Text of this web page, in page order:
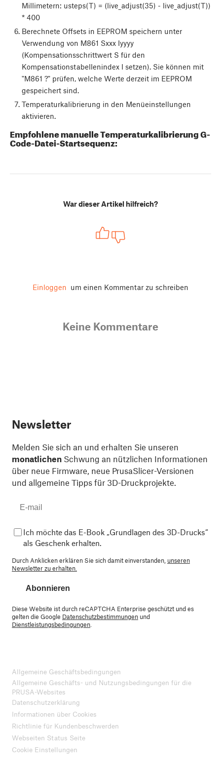
Millimetern: usteps(T) = (live_adjust(35) - live_adjust(T))
* 400
Berechnete Offsets in EEPROM speichern unter
Verwendung von M861 Sxxx Iyyyy
(Kompensationsschrittwert S für den
Kompensationstabellenindex I setzen). Sie können mit
"M861 ?" prüfen, welche Werte derzeit im EEPROM
gespeichert sind.
Temperaturkalibrierung in den Menüeinstellungen
aktivieren.
Empfohlene manuelle Temperaturkalibrierung G-
Code-Datei-Startsequenz:
War dieser Artikel hilfreich?
Einloggen um einen Kommentar zu schreiben
Keine Kommentare
Newsletter
Melden Sie sich an und erhalten Sie unseren
monatlichen Schwung an nützlichen Informationen
über neue Firmware, neue PrusaSlicer-Versionen
und allgemeine Tipps für 3D-Druckprojekte.
Ich möchte das E-Book „Grundlagen des 3D-Drucks“
als Geschenk erhalten.
Durch Anklicken erklären Sie sich damit einverstanden, unseren
Newsletter zu erhalten.
Abonnieren
Diese Website ist durch reCAPTCHA Enterprise geschützt und es
gelten die Google Datenschutzbestimmungen und
Dienstleistungsbedingungen
Allgemeine Geschäftsbedingungen
Allgemeine Geschäfts- und Nutzungsbedingungen für die
PRUSA-Websites
Datenschutzerklärung
Informationen über Cookies
Richtlinie für Kundenbeschwerden
Webseiten Status Seite
Cookie Einstellungen